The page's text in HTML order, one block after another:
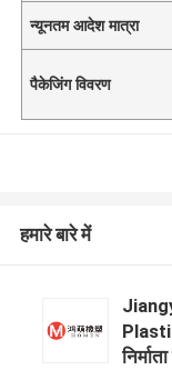
न्यूनतम आदेश मात्रा
पैकेजिंग विवरण
हमारे बारे में